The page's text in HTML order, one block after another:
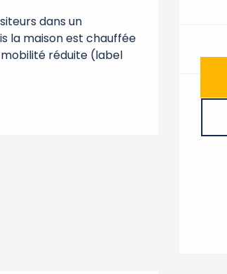
dans un
la maison est chauffée
mobilité réduite (label